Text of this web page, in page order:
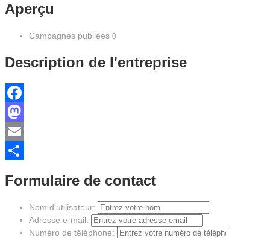
Aperçu
Campagnes publiées 0
Description de l'entreprise
Facebook
Mastodon
Email
Formulaire de contact
Nom d'utilisateur:
Adresse e-mail:
Numéro de téléphone: